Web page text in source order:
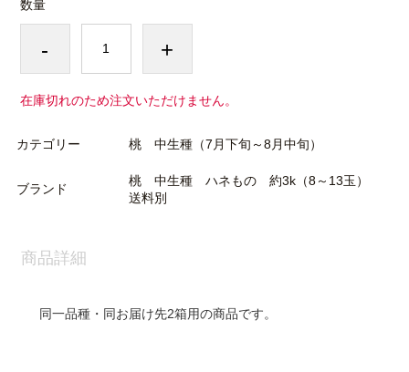
数量
- +
在庫切れのため注文いただけません。
カテゴリー 桃 中生種（7月下旬～8月中旬）
ブランド
桃 中生種 ハネもの 約3k（8～13玉）
送料別
商品詳細
同一品種・同お届け先2箱用の商品です。